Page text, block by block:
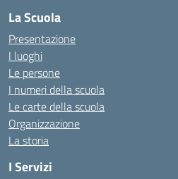
La Scuola
Presentazione
I luoghi
Le persone
I numeri della scuola
Le carte della scuola
Organizzazione
La storia
I Servizi